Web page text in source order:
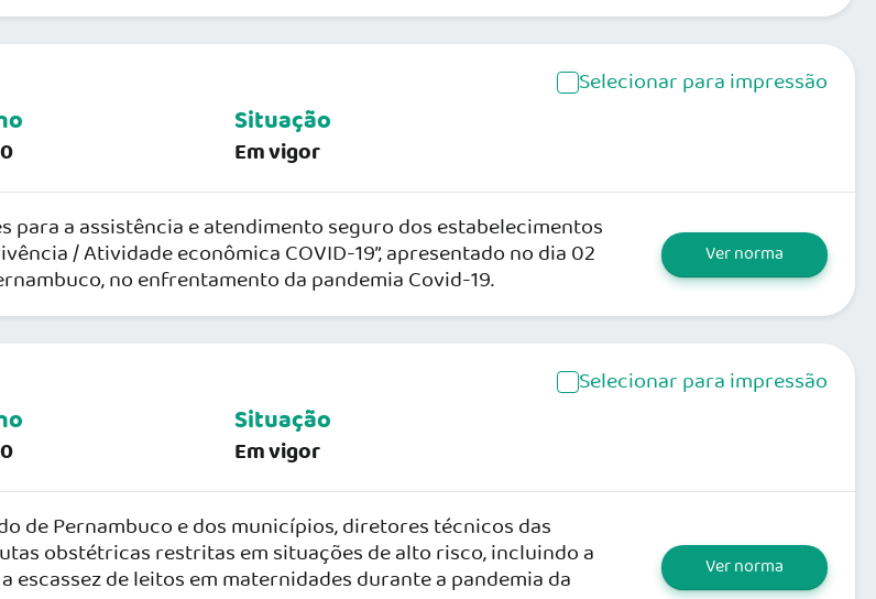
Selecionar para impressão
Situação
Em vigor
a assistência e atendimento seguro dos estabelecimentos
/ Atividade econômica COVID-19”, apresentado no dia 02
no enfrentamento da pandemia Covid-19.
Ver norma
Selecionar para impressão
Situação
Em vigor
de Pernambuco e dos municípios, diretores técnicos das
obstétricas restritas em situações de alto risco, incluindo a
de leitos em maternidades durante a pandemia da
Ver norma